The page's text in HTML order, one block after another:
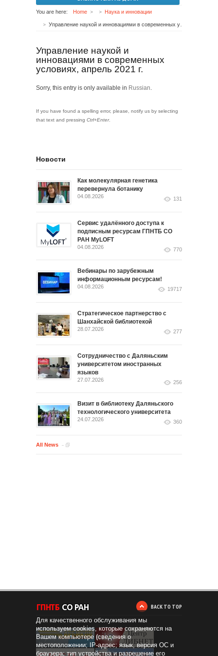
You are here: Home Наука и инновации
Управление наукой и
инновациями в современных
условиях, апрель 2021 г.
Sorry, this entry is only available in Russian.
If you have found a spelling error, please, notify us by selecting
that text and pressing Ctrl+Enter.
Новости
Как молекулярная генетика
перевернула ботанику
04.08.2026 131
Сервис удалённого доступа к
подписным ресурсам ГПНТБ СО
РАН MyLOFT
04.08.2026 770
Вебинары по зарубежным
информационным ресурсам!
04.08.2026 19717
Стратегическое партнерство с
Шанхайской библиотекой
28.07.2026 277
Сотрудничество с Даляньским
университетом иностранных
языков
27.07.2026 256
Визит в библиотеку Даляньского
технологического университета
24.07.2026 360
All News
BACK TO TOP
Для качественного обслуживания мы
используем cookies, которые сохраняются на
Вашем компьютере (сведения о
местоположении; IP-адрес; язык, версия ОС и
браузера; тип устройства и разрешение его